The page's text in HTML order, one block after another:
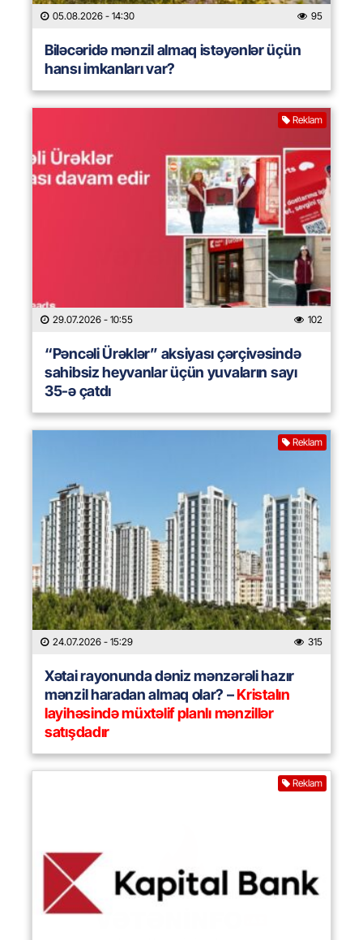
05.08.2026 - 14:30 95
Biləcəridə mənzil almaq istəyənlər üçün
hansı imkanları var?
Reklam
29.07.2026 - 10:55 102
“Pəncəli Ürəklər” aksiyası çərçivəsində
sahibsiz heyvanlar üçün yuvaların sayı
35-ə çatdı
Reklam
24.07.2026 - 15:29 315
Xətai rayonunda dəniz mənzərəli hazır
mənzil haradan almaq olar? –Kristalın
layihəsində müxtəlif planlı mənzillər
satışdadır
Reklam